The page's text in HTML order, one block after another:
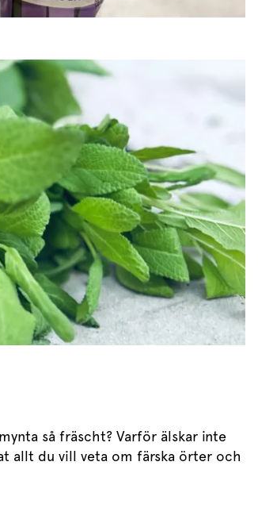
så fräscht? Varför älskar inte
allt du vill veta om färska örter och